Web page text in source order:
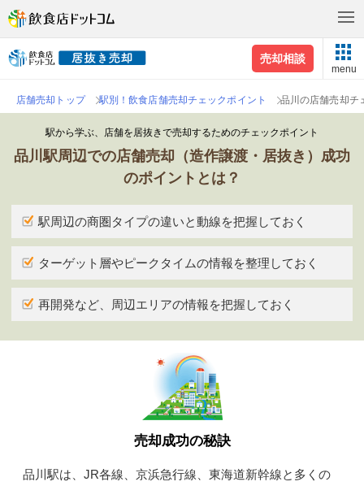
売却相談
menu
店舗売却トップ 駅別！飲食店舗売却チェックポイント 品川の店舗売却チ
駅から学ぶ、店舗を居抜きで売却するためのチェックポイント
品川駅周辺での店舗売却（造作譲渡・居抜き）成功
のポイントとは？
駅周辺の商圏タイプの違いと動線を把握しておく
ターゲット層やピークタイムの情報を整理しておく
再開発など、周辺エリアの情報を把握しておく
売却成功の秘訣
品川駅は、JR各線、京浜急行線、東海道新幹線と多くの